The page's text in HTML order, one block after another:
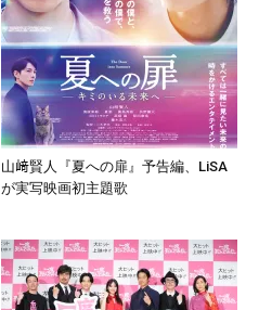
山﨑賢人『夏への扉』予告編、LiSA
が実写映画初主題歌